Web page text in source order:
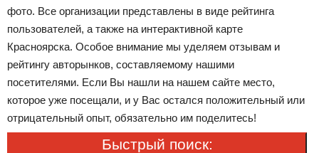
фото. Все организации представлены в виде рейтинга
пользователей, а также на интерактивной карте
Красноярска. Особое внимание мы уделяем отзывам и
рейтингу авторынков, составляемому нашими
посетителями. Если Вы нашли на нашем сайте место,
которое уже посещали, и у Вас остался положительный или
отрицательный опыт, обязательно им поделитесь!
Быстрый поиск: